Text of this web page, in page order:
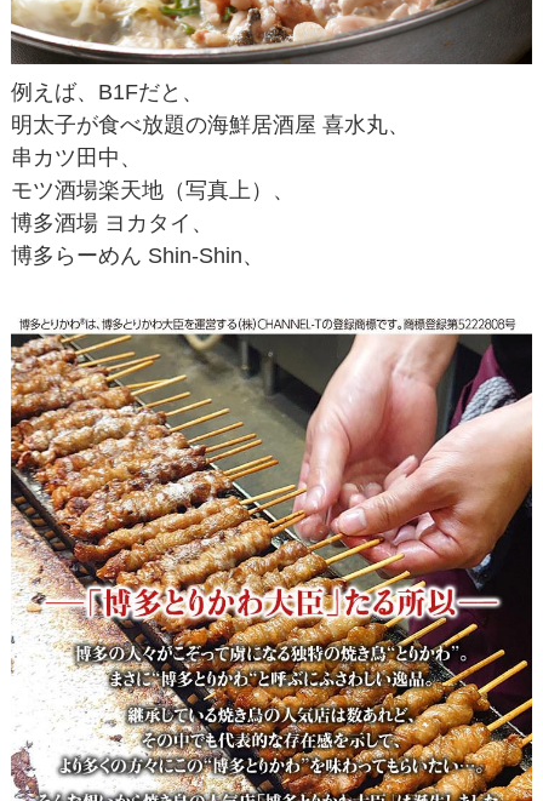
例えば、B1Fだと、
明太子が食べ放題の海鮮居酒屋 喜水丸、
串カツ田中、
モツ酒場楽天地（写真上）、
博多酒場 ヨカタイ、
博多らーめん Shin-Shin、